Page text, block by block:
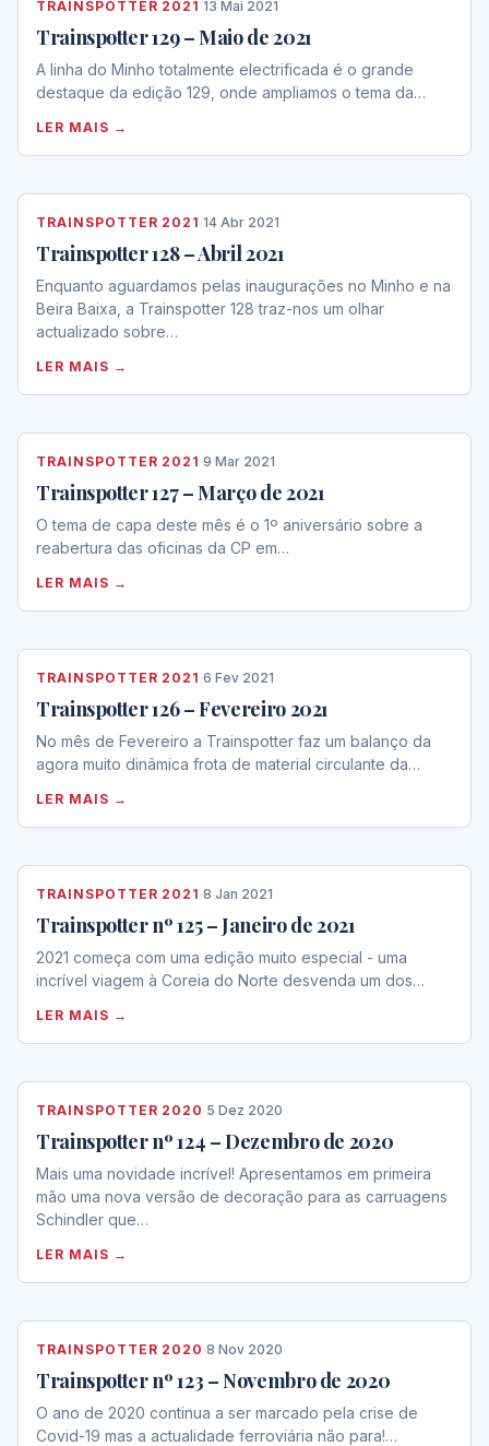
TRAINSPOTTER 2021 ·13 Mai 2021
Trainspotter 129 – Maio de 2021
A linha do Minho totalmente electrificada é o grande
destaque da edição 129, onde ampliamos o tema da…
LER MAIS →
TRAINSPOTTER 2021 ·14 Abr 2021
Trainspotter 128 – Abril 2021
Enquanto aguardamos pelas inaugurações no Minho e na
Beira Baixa, a Trainspotter 128 traz-nos um olhar
actualizado sobre…
LER MAIS →
TRAINSPOTTER 2021 ·9 Mar 2021
Trainspotter 127 – Março de 2021
O tema de capa deste mês é o 1º aniversário sobre a
reabertura das oficinas da CP em…
LER MAIS →
TRAINSPOTTER 2021 ·6 Fev 2021
Trainspotter 126 – Fevereiro 2021
No mês de Fevereiro a Trainspotter faz um balanço da
agora muito dinâmica frota de material circulante da…
LER MAIS →
TRAINSPOTTER 2021 ·8 Jan 2021
Trainspotter nº 125 – Janeiro de 2021
2021 começa com uma edição muito especial - uma
incrível viagem à Coreia do Norte desvenda um dos…
LER MAIS →
TRAINSPOTTER 2020 ·5 Dez 2020
Trainspotter nº 124 – Dezembro de 2020
Mais uma novidade incrível! Apresentamos em primeira
mão uma nova versão de decoração para as carruagens
Schindler que…
LER MAIS →
TRAINSPOTTER 2020 ·8 Nov 2020
Trainspotter nº 123 – Novembro de 2020
O ano de 2020 continua a ser marcado pela crise de
Covid-19 mas a actualidade ferroviária não para!…